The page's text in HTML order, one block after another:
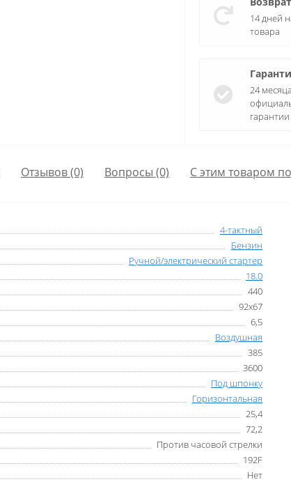
14 дней
товара
24 месяца
гарантии
Отзывов (0) Вопросы (0) С этим товаром
4-тактный
Бензин
Ручной/электрический стартер
18.0
440
92х67
6,5
Воздушная
385
3600
Под шпонку
Горизонтальная
25,4
72,2
Против часовой стрелки
192F
Нет